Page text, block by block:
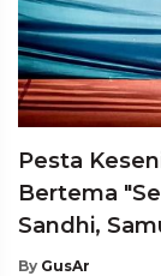
Pesta
Bertema
Sandhi,
By GusAr